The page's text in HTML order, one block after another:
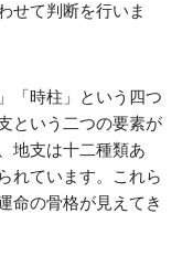
せて判断を行いま
「時柱」という四つ
という二つの要素が
地支は十二種類あ
れています。これら
命の骨格が見えてき